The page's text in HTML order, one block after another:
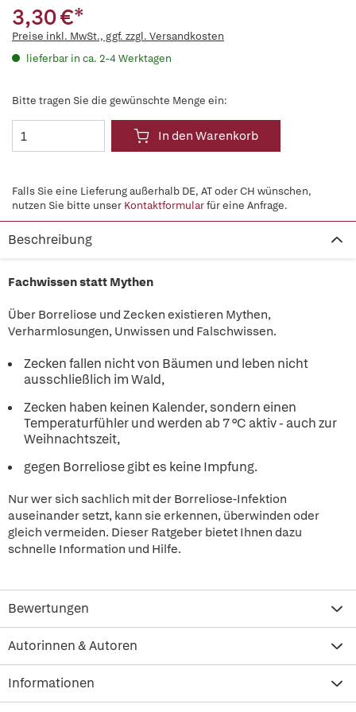
3,30 €*
Preise inkl. MwSt., ggf. zzgl. Versandkosten
lieferbar in ca. 2-4 Werktagen
Bitte tragen Sie die gewünschte Menge ein:
In den Warenkorb
Falls Sie eine Lieferung außerhalb DE, AT oder CH wünschen,
nutzen Sie bitte unser Kontaktformularfür eine Anfrage.
Beschreibung
Fachwissen statt Mythen
Über Borreliose und Zecken existieren Mythen,
Verharmlosungen, Unwissen und Falschwissen.
Zecken fallen nicht von Bäumen und leben nicht
ausschließlich im Wald,
Zecken haben keinen Kalender, sondern einen
Temperaturfühler und werden ab 7 °C aktiv - auch zur
Weihnachtszeit,
gegen Borreliose gibt es keine Impfung.
Nur wer sich sachlich mit der Borreliose-Infektion
auseinander setzt, kann sie erkennen, überwinden oder
gleich vermeiden. Dieser Ratgeber bietet Ihnen dazu
schnelle Information und Hilfe.
Bewertungen
Autorinnen & Autoren
Informationen